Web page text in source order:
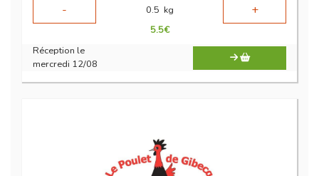
-
0.5 kg +
5.5€
Réception le
mercredi 12/08